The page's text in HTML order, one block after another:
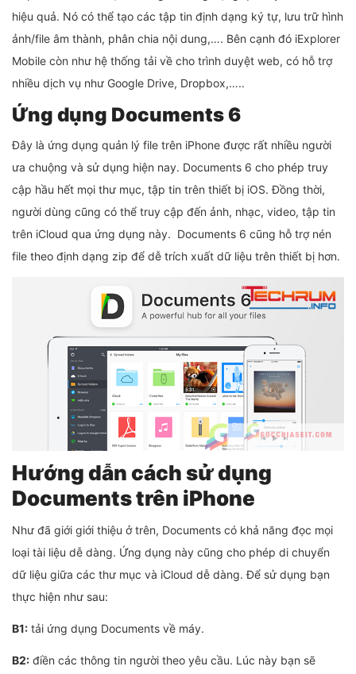
hiệu quả. Nó có thể tạo các tập tin định dạng ký tự, lưu trữ hình
ảnh/file âm thành, phân chia nội dung,…. Bên cạnh đó iExplorer
Mobile còn như hệ thống tải về cho trình duyệt web, có hỗ trợ
nhiều dịch vụ như Google Drive, Dropbox,…..
Ứng dụng Documents 6
Đây là ứng dụng quản lý file trên iPhone được rất nhiều người
ưa chuộng và sử dụng hiện nay. Documents 6 cho phép truy
cập hầu hết mọi thư mục, tập tin trên thiết bị iOS. Đồng thời,
người dùng cũng có thể truy cập đến ảnh, nhạc, video, tập tin
trên iCloud qua ứng dụng này. Documents 6 cũng hỗ trợ nén
file theo định dạng zip để dễ trích xuất dữ liệu trên thiết bị hơn.
Hướng dẫn cách sử dụng
Documents trên iPhone
Như đã giới giới thiệu ở trên, Documents có khả năng đọc mọi
loại tài liệu dễ dàng. Ứng dụng này cũng cho phép di chuyển
dữ liệu giữa các thư mục và iCloud dễ dàng. Để sử dụng bạn
thực hiện như sau:
B1: tải ứng dụng Documents về máy.
B2: điền các thông tin người theo yêu cầu. Lúc này bạn sẽ